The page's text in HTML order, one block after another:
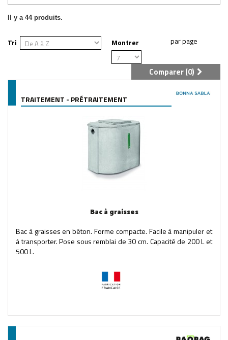
Il y a 44 produits.
Tri Montrer
Comparer (0)
TRAITEMENT - PRÉTRAITEMENT
Bac à graisses
Bac à graisses en béton. Forme compacte. Facile à manipuler et
à transporter. Pose sous remblai de 30 cm. Capacité de 200 L et
500 L.